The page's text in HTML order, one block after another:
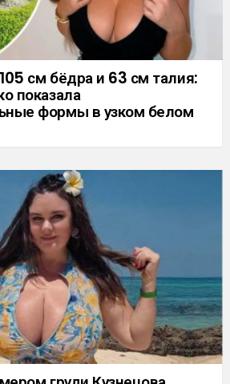
см бёдра и 63 см талия:
показала
формы в узком белом